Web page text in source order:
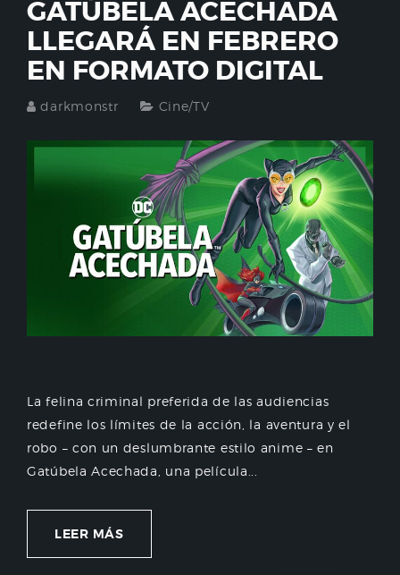
GATÚBELA ACECHADA
LLEGARÁ EN FEBRERO
EN FORMATO DIGITAL
darkmonstr Cine/TV
La felina criminal preferida de las audiencias
redefine los límites de la acción, la aventura y el
robo – con un deslumbrante estilo anime – en
Gatúbela Acechada, una película...
LEER MÁS